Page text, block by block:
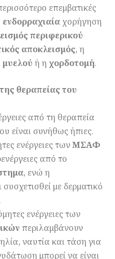
επεμβατικές
ενδορραχιαία χορήγηση
περιφερικού
αποκλεισμός, η
μυελού ή ηχορδοτομή.
θεραπείας του
από τη θεραπεία
είναι συνήθως ήπιες.
ενέργειες τωνΜΣΑΦ
από το
, ενώ η
συσχετισθεί με δερματικό
ενέργειες των
ώνπεριλαμβάνουν
ναυτία και τάση για
μπορεί να είναι